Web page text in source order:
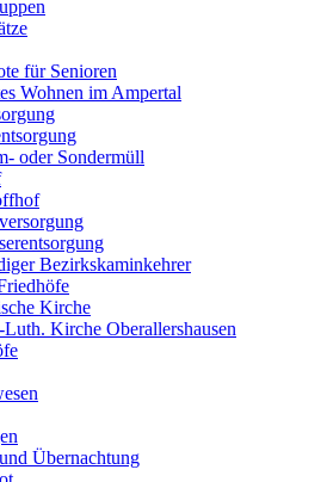
für Senioren
Wohnen im Ampertal
oder Sondermüll
Bezirkskaminkehrer
Kirche
Kirche Oberallershausen
Übernachtung